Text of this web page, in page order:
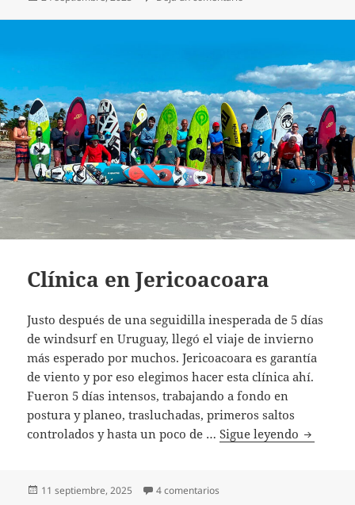
Clínica en Jericoacoara
Justo después de una seguidilla inesperada de 5 días
de windsurf en Uruguay, llegó el viaje de invierno
más esperado por muchos. Jericoacoara es garantía
de viento y por eso elegimos hacer esta clínica ahí.
Fueron 5 días intensos, trabajando a fondo en
postura y planeo, trasluchadas, primeros saltos
controlados y hasta un poco de …Sigue leyendo Clínica
Publicado
11 septiembre, 2025 4 comentarios